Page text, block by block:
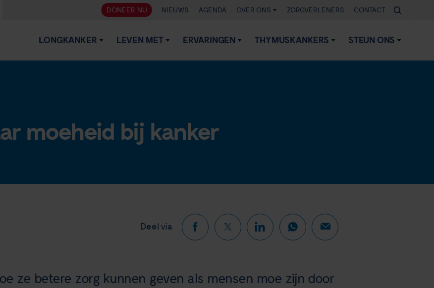
DONEER NU NIEUWS AGENDA OVER ONS ZORGVERLENERS CONTACT
LONGKANKER LEVEN MET ERVARINGEN THYMUSKANKERS STEUN ONS
moeheid bij kanker
Deel via
ze betere zorg kunnen geven als mensen moe zijn door